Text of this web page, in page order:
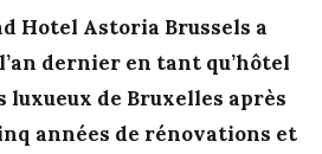
Hotel Astoria Brussels a
dernier en tant qu’hôtel
luxueux de Bruxelles après
années de rénovations et